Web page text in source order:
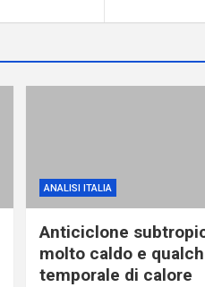
ANALISI ITALIA
Anticiclone
molto caldo e
temporale di calore